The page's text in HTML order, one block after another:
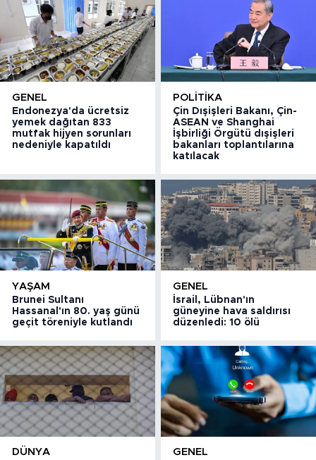
GENEL
Endonezya'da ücretsiz
yemek dağıtan 833
mutfak hijyen sorunları
nedeniyle kapatıldı
POLITIKA
Çin Dışişleri Bakanı, Çin-
ASEAN ve Shanghai
İşbirliği Örgütü dışişleri
bakanları toplantılarına
katılacak
YAŞAM
Brunei Sultanı
Hassanal'ın 80. yaş günü
geçit töreniyle kutlandı
GENEL
İsrail, Lübnan'ın
güneyine hava saldırısı
düzenledi: 10 ölü
DÜNYA GENEL